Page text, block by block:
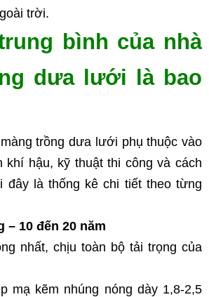
trời.
bình của nhà
dưa lưới là bao
trồng dưa lưới phụ thuộc vào
khí hậu, kỹ thuật thi công và cách
đây là thống kê chi tiết theo từng
– 10 đến 20 năm
nhất, chịu toàn bộ tải trọng của
mạ kẽm nhúng nóng dày 1,8-2,5